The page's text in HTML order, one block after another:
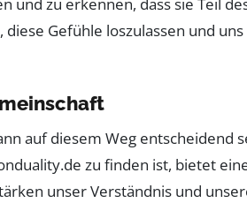
Gefühle loszulassen und
auf diesem Weg entscheidend
zu finden ist, bietet
unser Verständnis und